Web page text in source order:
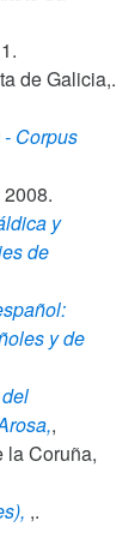
.
de Galicia,.
Corpus
2008.
y
de
y de
,
la Coruña,
,.